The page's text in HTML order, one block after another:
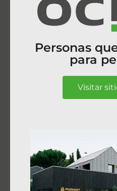
Personas
para
Visitar